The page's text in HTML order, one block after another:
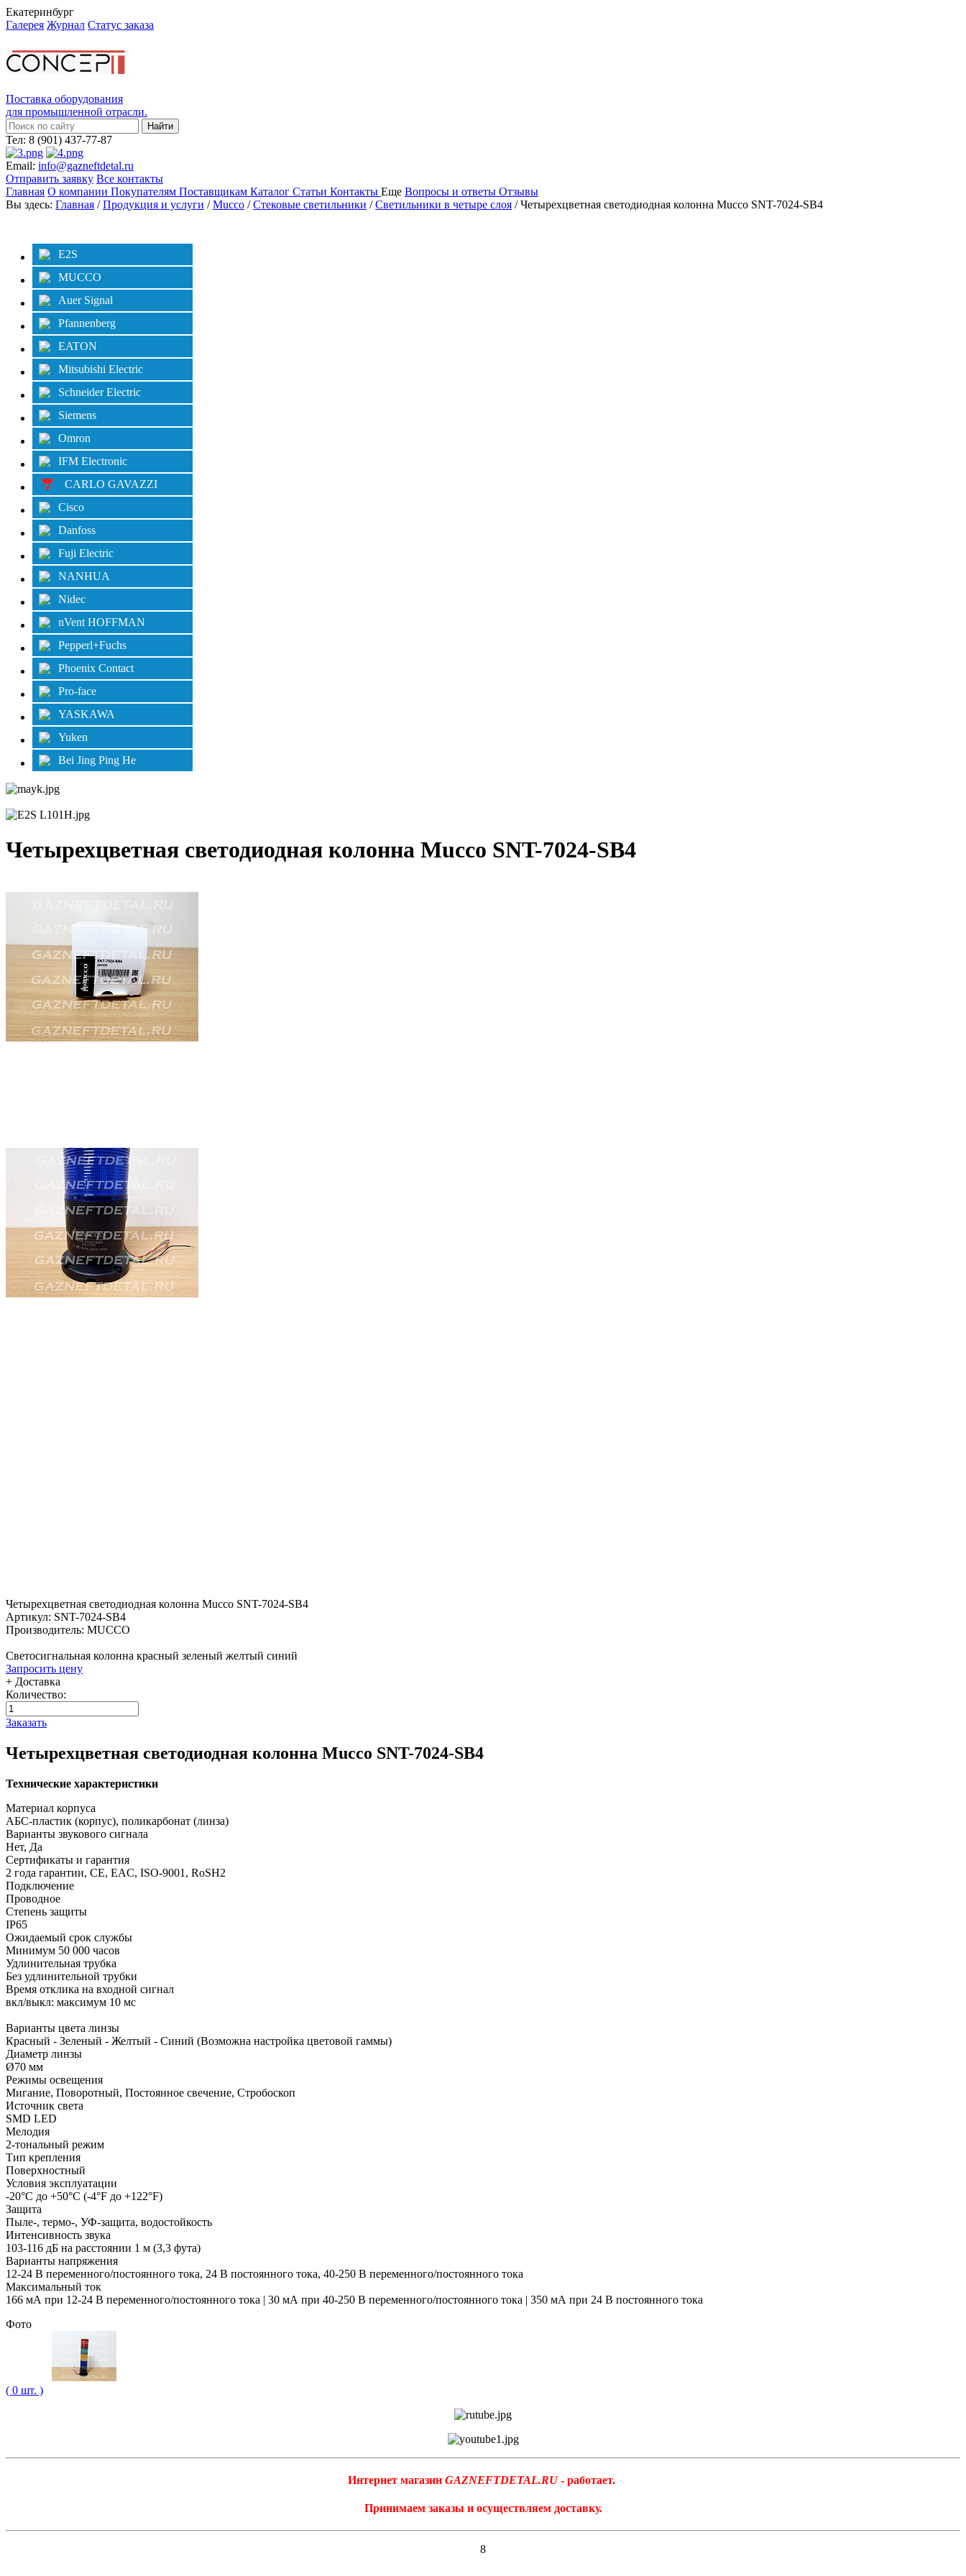
Екатеринбург
Галерея Журнал Статус заказа
Поставка оборудования
для промышленной отрасли.
Тел: 8 (901) 437-77-87
Email: info@gazneftdetal.ru
Отправить заявку Все контакты
Главная О компании Покупателям Поставщикам Каталог Статьи Контакты Еще Вопросы и ответы Отзывы
Вы здесь: Главная /Продукция и услуги /Mucco /Стековые светильники /Cветильники в четыре слоя / Четырехцветная светодиодная колонна Mucco SNT-7024-SB4
E2S
MUCCO
Auer Signal
Pfannenberg
EATON
Mitsubishi Electric
Schneider Electric
Siemens
Omron
IFM Electronic
CARLO GAVAZZI
Cisco
Danfoss
Fuji Electric
NANHUA
Nidec
nVent HOFFMAN
Pepperl+Fuchs
Phoenix Contact
Pro-face
YASKAWA
Yuken
Bei Jing Ping He
Четырехцветная светодиодная колонна Mucco SNT-7024-SB4
Четырехцветная светодиодная колонна Mucco SNT-7024-SB4
Артикул: SNT-7024-SB4
Производитель: MUCCO
Светосигнальная колонна красный зеленый желтый синий
Запросить цену
+ Доставка
Количество:
Заказать
Четырехцветная светодиодная колонна Mucco SNT-7024-SB4
Технические характеристики
Материал корпуса
АБС-пластик (корпус), поликарбонат (линза)
Варианты звукового сигнала
Нет, Да
Сертификаты и гарантия
2 года гарантии, CE, EAC, ISO-9001, RoSH2
Подключение
Проводное
Степень защиты
IP65
Ожидаемый срок службы
Минимум 50 000 часов
Удлинительная трубка
Без удлинительной трубки
Время отклика на входной сигнал
вкл/выкл: максимум 10 мс
Варианты цвета линзы
Красный - Зеленый - Желтый - Синий (Возможна настройка цветовой гаммы)
Диаметр линзы
Ø70 мм
Режимы освещения
Мигание, Поворотный, Постоянное свечение, Стробоскоп
Источник света
SMD LED
Мелодия
2-тональный режим
Тип крепления
Поверхностный
Условия эксплуатации
-20°C до +50°C (-4°F до +122°F)
Защита
Пыле-, термо-, УФ-защита, водостойкость
Интенсивность звука
103-116 дБ на расстоянии 1 м (3,3 фута)
Варианты напряжения
12-24 В переменного/постоянного тока, 24 В постоянного тока, 40-250 В переменного/постоянного тока
Максимальный ток
166 мА при 12-24 В переменного/постоянного тока | 30 мА при 40-250 В переменного/постоянного тока | 350 мА при 24 В постоянного тока
Фото
( 0 шт. )
Интернет магазин GAZNEFTDETAL.RU- работает.
Принимаем заказы и осуществляем доставку.
8